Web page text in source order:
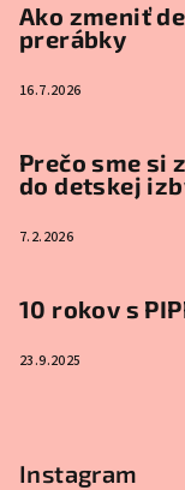
Ako zmeniť
prerábky
16.7.2026
Prečo sme si
do detskej
7.2.2026
10 rokov s
23.9.2025
Instagram